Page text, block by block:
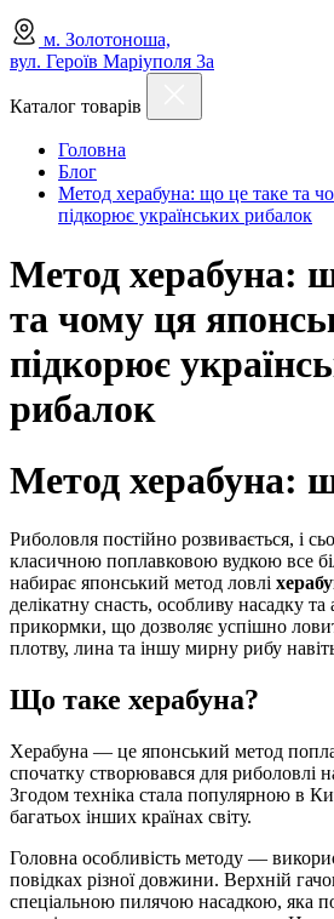
м. Золотоноша,
вул. Героїв Маріуполя 3а
Каталог товарів
Головна
Блог
Метод херабуна: що це таке та
підкорює українських рибалок
Метод херабуна:
та чому ця
підкорює
рибалок
Метод херабуна:
Риболовля постійно розвивається, і
класичною поплавковою вудкою все
набирає японський метод ловлі
делікатну снасть, особливу насадку
прикормки, що дозволяє успішно
плотву, лина та іншу мирну рибу
Що таке херабуна?
Херабуна — це японський метод
спочатку створювався для риболовлі
Згодом техніка стала популярною в
багатьох інших країнах світу.
Головна особливість методу —
повідках різної довжини. Верхній
спеціальною пилячою насадкою, яка